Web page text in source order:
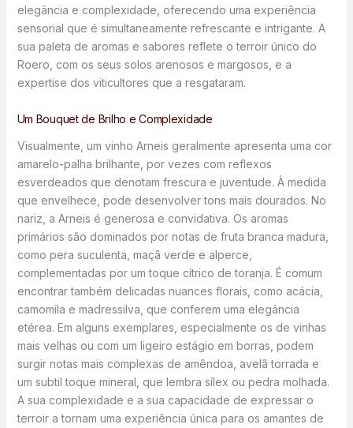
elegância e complexidade, oferecendo uma experiência
sensorial que é simultaneamente refrescante e intrigante. A
sua paleta de aromas e sabores reflete o terroir único do
Roero, com os seus solos arenosos e margosos, e a
expertise dos viticultores que a resgataram.
Um Bouquet de Brilho e Complexidade
Visualmente, um vinho Arneis geralmente apresenta uma cor
amarelo-palha brilhante, por vezes com reflexos
esverdeados que denotam frescura e juventude. À medida
que envelhece, pode desenvolver tons mais dourados. No
nariz, a Arneis é generosa e convidativa. Os aromas
primários são dominados por notas de fruta branca madura,
como pera suculenta, maçã verde e alperce,
complementadas por um toque cítrico de toranja. É comum
encontrar também delicadas nuances florais, como acácia,
camomila e madressilva, que conferem uma elegância
etérea. Em alguns exemplares, especialmente os de vinhas
mais velhas ou com um ligeiro estágio em borras, podem
surgir notas mais complexas de amêndoa, avelã torrada e
um subtil toque mineral, que lembra sílex ou pedra molhada.
A sua complexidade e a sua capacidade de expressar o
terroir a tornam uma experiência única para os amantes de